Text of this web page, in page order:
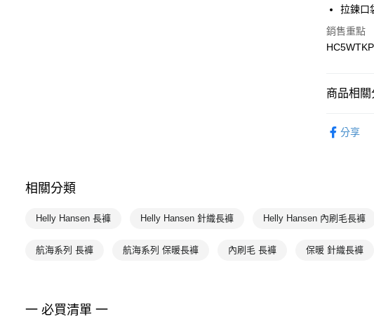
每筆
宅配-本島
每筆
拉鍊口
銷售重點
商品相關
Helly
分享
相關分類
Helly Hansen 長褲 Helly Hansen 針織長褲 Helly Hansen 內刷毛長褲
航海系列 長褲 航海系列 保暖長褲 內刷毛 長褲 保暖 針織長褲
一 必買清單 一